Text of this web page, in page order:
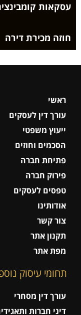
עסקאות
חוזה מכירת דירה
ראשי
עורך דין לעסקים
ייעוץ משפטי
הסכמים וחוזים
פתיחת חברה
פירוק חברה
טפסים לעסקים
אודותינו
צור קשר
תקנון אתר
מפת אתר
תחומי עיסוק
עורך דין מסחרי
דיני חברות